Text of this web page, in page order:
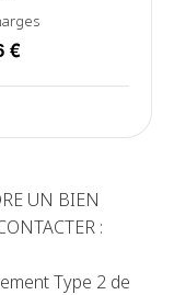
€
UN BIEN
:
Type 2 de